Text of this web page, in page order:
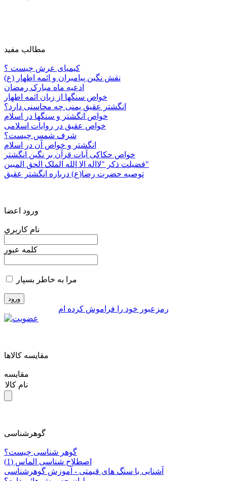
مطالب مفید
کیمیای عرش چیست ؟
نقش نگین پیامبران و ائمه اطهار (ع)
ادعیه ماه مبارک رمضان
خواص سنگها از زبان ائمه اطهار
انگشتر عقیق یمنی چه محاسنی دارد؟
خواص انگشتر و سنگها در اسلام
خواص عقیق در روایات اسلامی
شرف شمس چیست؟
انگشتر و خواص آن در اسلام
خواص حکاکی آیات قرآن بر نگین انگشتر
فضیلت ذکر "لااله الا الله الملک الحق المبین"
توصیه حضرت رضا(ع) درباره انگشتر عقیق
ورود اعضا
نام کاربري
کلمه عبور
مرا به خاطر بسپار
رمزعبور خود را فراموش کرده ام
مقايسه کالاها
مقایسه
نام کالا
گوهرشناسی
گوهر شناسی چیست؟
اصطلاح شناسی الماس (1)
آشنایی با سنگ های قیمتی - آموزش گوهرشناسی